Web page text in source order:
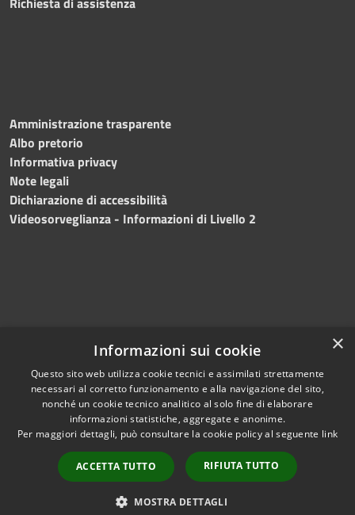
Amministrazione trasparente
Albo pretorio
Informativa privacy
Note legali
Dichiarazione di accessibilità
Videosorveglianza - Informazioni di Livello 2
Accessibilità
Privacy
Mappa del sito
Fatturazione Elettronica
Copyright © 2024 •
Comune di Mazara del
Vallo• Powered
byMunicipium• Redazione
×
Informazioni sui cookie
Questo sito web utilizza cookie tecnici e assimilati strettamente
necessari al corretto funzionamento e alla navigazione del sito,
nonché un cookie tecnico analitico al solo fine di elaborare
informazioni statistiche, aggregate e anonime.
Per maggiori dettagli, può consultare la cookie policy al seguente link
ACCETTA TUTTO RIFIUTA TUTTO
MOSTRA DETTAGLI